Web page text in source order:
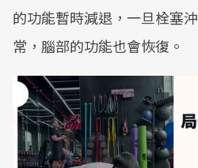
的功能暫時減退，一旦栓塞
常，腦部的功能也會恢復。